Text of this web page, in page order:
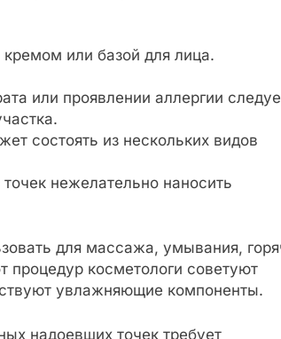
или базой для лица.
или проявлении аллергии
состоять из нескольких видов
нежелательно наносить
для массажа, умывания,
косметологи советуют
увлажняющие компоненты.
надоевших точек требует